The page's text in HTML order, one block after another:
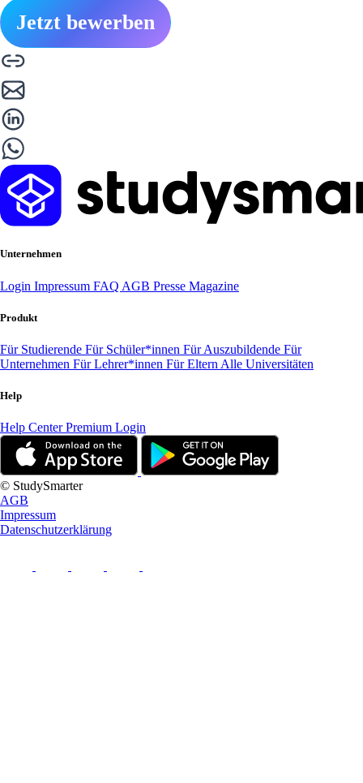
Jetzt bewerben
Unternehmen
Login Impressum FAQ AGB Presse Magazine
Produkt
Für Studierende Für Schüler*innen Für Auszubildende Für
Unternehmen Für Lehrer*innen Für Eltern Alle Universitäten
Help
Help CenterPremium Login
© StudySmarter
AGB
Impressum
Datenschutzerklärung